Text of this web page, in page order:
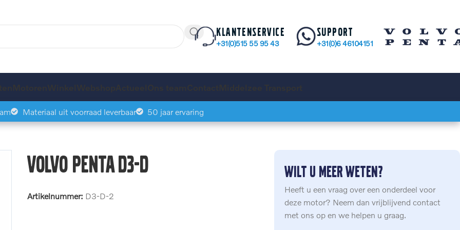
Klantenservice
+31(0)515 55 95 43
Support
+31(0)6 46104151
Materiaal uit voorraad leverbaar 50 jaar ervaring
Volvo Penta D3-D
Artikelnummer: D3-D-2
Wilt u meer weten?
Heeft u een vraag over een onderdeel voor
deze motor? Neem dan vrijblijvend contact
met ons op en we helpen u graag.